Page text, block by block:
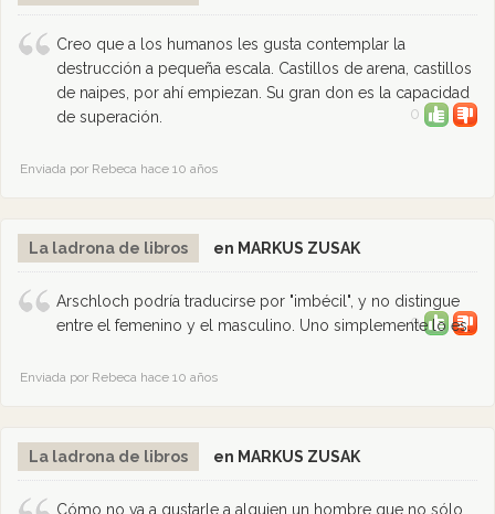
Creo que a los humanos les gusta contemplar la
destrucción a pequeña escala. Castillos de arena, castillos
de naipes, por ahí empiezan. Su gran don es la capacidad
de superación.
0
Enviada por Rebeca hace 10 años
La ladrona de libros en MARKUS ZUSAK
Arschloch podría traducirse por "imbécil", y no distingue
entre el femenino y el masculino. Uno simplemente lo es.
0
Enviada por Rebeca hace 10 años
La ladrona de libros en MARKUS ZUSAK
Cómo no va a gustarle a alguien un hombre que no sólo